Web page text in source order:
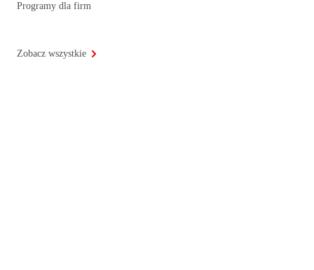
Programy dla firm
Zobacz wszystkie